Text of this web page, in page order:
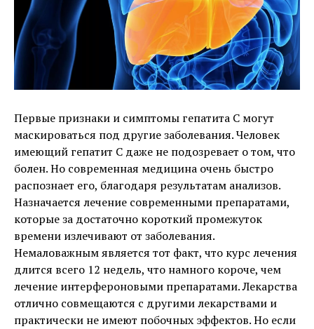
Первые признаки и симптомы гепатита C могут
маскироваться под другие заболевания. Человек
имеющий гепатит C даже не подозревает о том, что
болен. Но современная медицина очень быстро
распознает его, благодаря результатам анализов.
Назначается лечение современными препаратами,
которые за достаточно короткий промежуток
времени излечивают от заболевания.
Немаловажным является тот факт, что курс лечения
длится всего 12 недель, что намного короче, чем
лечение интерфероновыми препаратами. Лекарства
отлично совмещаются с другими лекарствами и
практически не имеют побочных эффектов. Но если